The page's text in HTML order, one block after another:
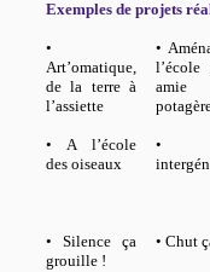
Exemples de projets
•
Art’omatique,
de la terre à
l’assiette
•
amie
• A l’école
des oiseaux
•
• Silence ça
grouille !
• Chut